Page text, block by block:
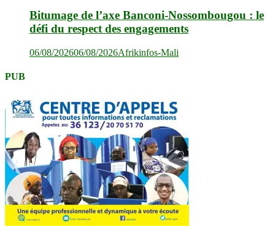
Bitumage de l’axe Banconi-Nossombougou : le
défi du respect des engagements
06/08/202606/08/2026Afrikinfos-Mali
PUB